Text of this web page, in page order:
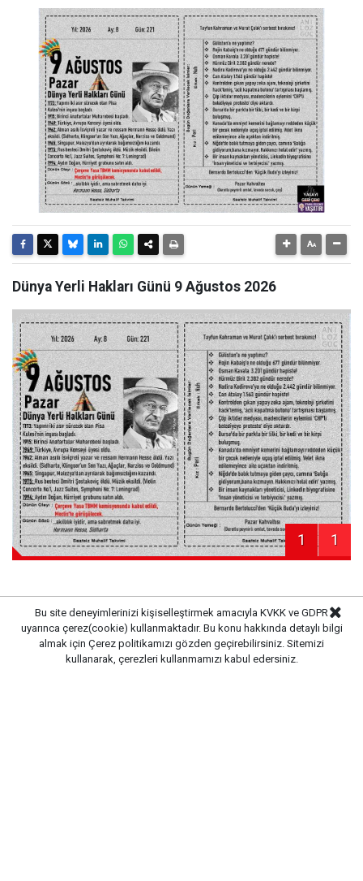
Dünya Yerli Hakları Günü 9 Ağustos 2026
1 1
Kaynak: Haber Merkezi
Bu site deneyimlerinizi kişiselleştirmek amacıyla KVKK ve GDPR
uyarınca çerez(cookie) kullanmaktadır. Bu konu hakkında detaylı bilgi
almak için Çerez politikamızı gözden geçirebilirsiniz. Sitemizi
kullanarak, çerezleri kullanmamızı kabul edersiniz.